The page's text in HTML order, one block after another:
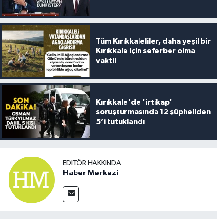
Tüm Kırıkkaleliler, daha yeşil bir
Kırıkkale için seferber olma
vakti!
Kırıkkale'de 'irtikap'
soruşturmasında 12 şüpheliden
5’i tutuklandı
EDITÖR HAKKINDA
Haber Merkezi